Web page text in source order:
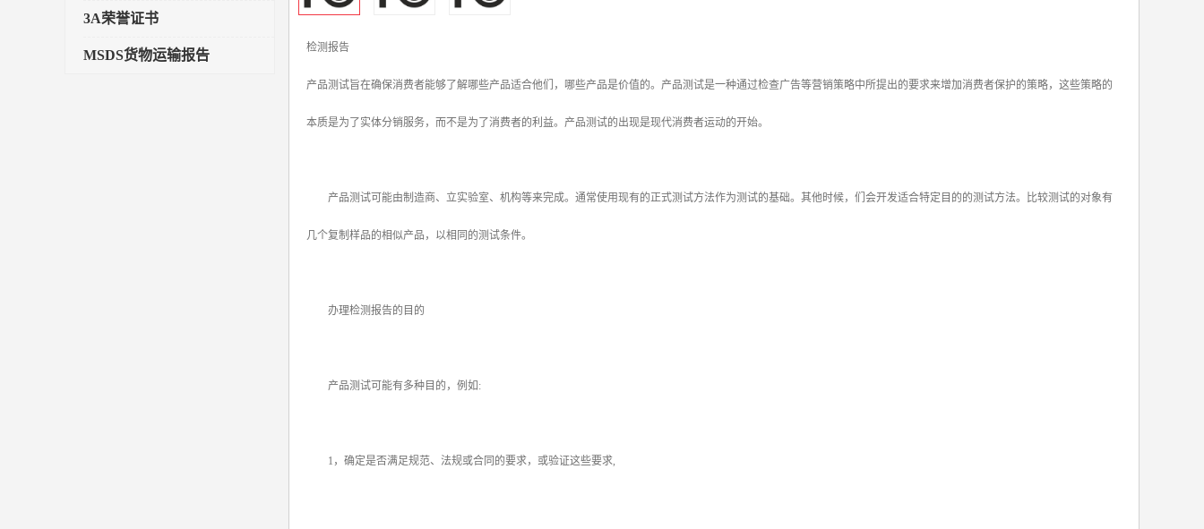
3A荣誉证书
MSDS货物运输报告 检测报告
产品测试旨在确保消费者能够了解哪些产品适合他们，哪些产品是价值的。产品测试是一种通过检查广告等营销策略中所提出的要求来增加消费者保护的策略，这些策略的
本质是为了实体分销服务，而不是为了消费者的利益。产品测试的出现是现代消费者运动的开始。
产品测试可能由制造商、立实验室、机构等来完成。通常使用现有的正式测试方法作为测试的基础。其他时候，们会开发适合特定目的的测试方法。比较测试的对象有
几个复制样品的相似产品，以相同的测试条件。
办理检测报告的目的
产品测试可能有多种目的，例如:
1，确定是否满足规范、法规或合同的要求，或验证这些要求,